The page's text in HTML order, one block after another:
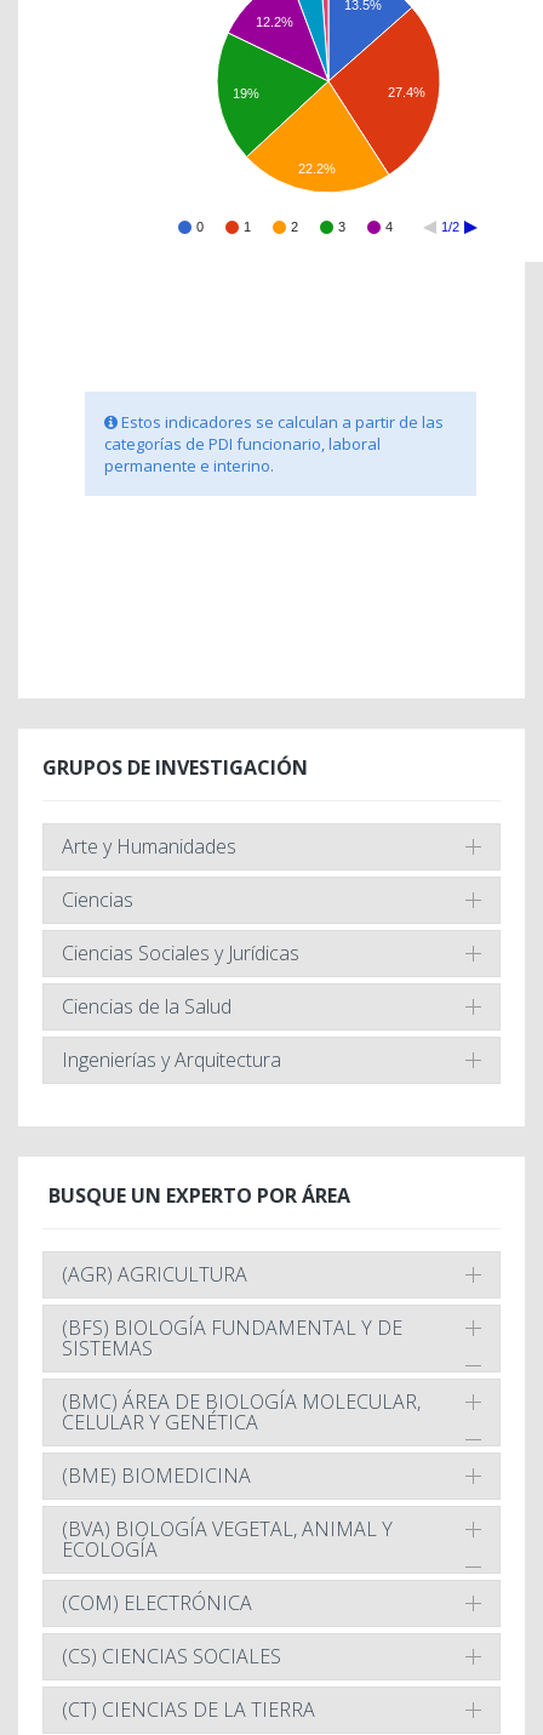
0 1 2 3 4 1/2
13.5%
27.4%
12.2%
19%
22.2%
Estos indicadores se calculan a partir de las
categorías de PDI funcionario, laboral
permanente e interino.
GRUPOS DE INVESTIGACIÓN
Arte y Humanidades
Ciencias
Ciencias Sociales y Jurídicas
Ciencias de la Salud
Ingenierías y Arquitectura
BUSQUE UN EXPERTO POR ÁREA
(AGR) AGRICULTURA
(BFS) BIOLOGÍA FUNDAMENTAL Y DE
SISTEMAS
(BMC) ÁREA DE BIOLOGÍA MOLECULAR,
CELULAR Y GENÉTICA
(BME) BIOMEDICINA
(BVA) BIOLOGÍA VEGETAL, ANIMAL Y
ECOLOGÍA
(COM) ELECTRÓNICA
(CS) CIENCIAS SOCIALES
(CT) CIENCIAS DE LA TIERRA